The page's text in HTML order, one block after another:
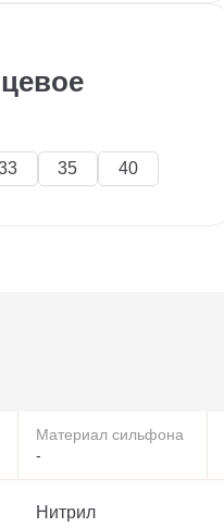
35 40
Материал сильфона
-
Нитрил